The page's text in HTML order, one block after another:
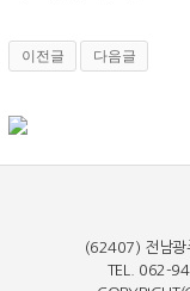
이전글 다음글
(62407) 전남광
TEL. 062-